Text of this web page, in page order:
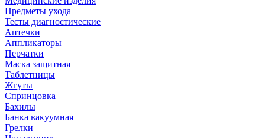
Предметы ухода
Тесты диагностические
Аптечки
Аппликаторы
Перчатки
Маска защитная
Таблетницы
Жгуты
Спринцовка
Бахилы
Банка вакуумная
Грелки